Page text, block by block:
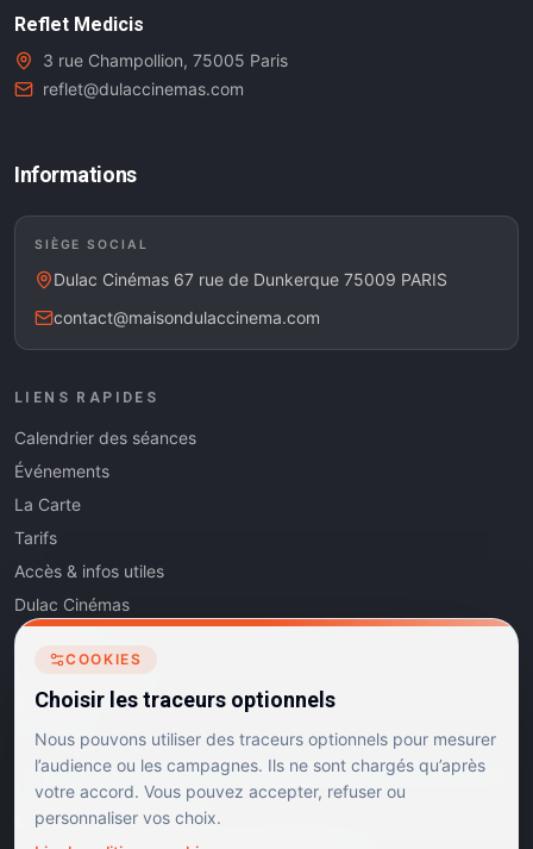
Reflet Medicis
3 rue Champollion, 75005 Paris
reflet@dulaccinemas.com
Informations
SIÈGE SOCIAL
Dulac Cinémas 67 rue de Dunkerque 75009 PARIS
contact@maisondulaccinema.com
LIENS RAPIDES
Calendrier des séances
Événements
La Carte
Tarifs
Accès & infos utiles
Dulac Cinémas
Cinéma5
Les Dits de l'Art
Contact
RÉSEAUX SOCIAUX
COOKIES
Choisir les traceurs optionnels
Nous pouvons utiliser des traceurs optionnels pour mesurer
l’audience ou les campagnes. Ils ne sont chargés qu’après
votre accord. Vous pouvez accepter, refuser ou
personnaliser vos choix.